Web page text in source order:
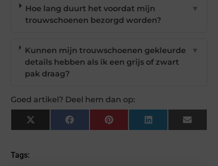
Hoe lang duurt het voordat mijn
trouwschoenen bezorgd worden?
▼
Kunnen mijn trouwschoenen gekleurde
details hebben als ik een grijs of zwart
pak draag?
▼
Goed artikel? Deel hem dan op:
X
(Twitter)
FacebookPinterestLinkedIn Email
Tags: